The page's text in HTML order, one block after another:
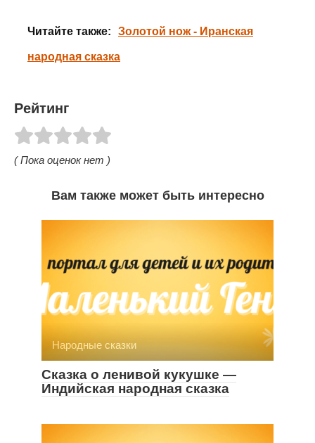
Читайте также: Золотой нож - Иранская
народная сказка
Рейтинг
( Пока оценок нет )
Вам также может быть интересно
Народные сказки
Сказка о ленивой кукушке —
Индийская народная сказка